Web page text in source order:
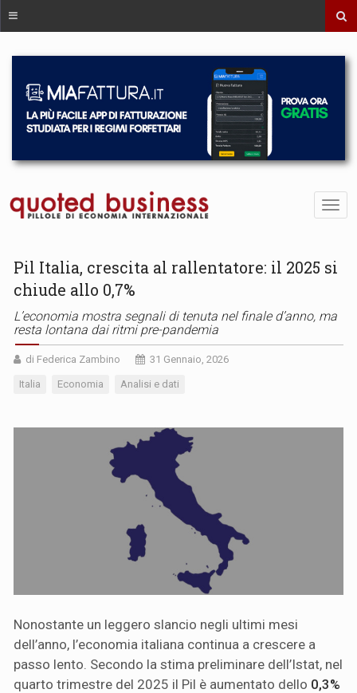
Pil Italia, crescita al rallentatore: il 2025 si
chiude allo 0,7%
L’economia mostra segnali di tenuta nel finale d’anno, ma
resta lontana dai ritmi pre-pandemia
di Federica Zambino 31 Gennaio, 2026
Italia Economia Analisi e dati
Nonostante un leggero slancio negli ultimi mesi
dell’anno, l’economia italiana continua a crescere a
passo lento. Secondo la stima preliminare dell’Istat, nel
quarto trimestre del 2025 il Pil è aumentato dello 0,3%